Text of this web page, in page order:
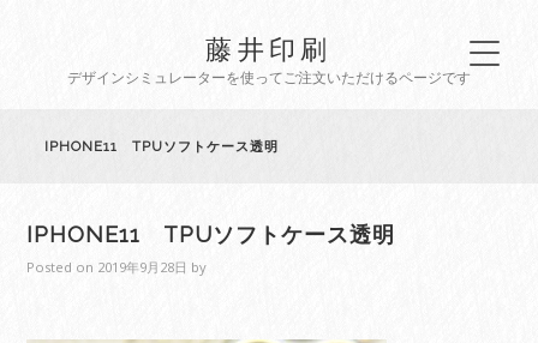
藤井印刷
デザインシミュレーターを使ってご注文いただけるページです
IPHONE11 TPUソフトケース透明
IPHONE11 TPUソフトケース透明
Posted on 2019年9月28日 by